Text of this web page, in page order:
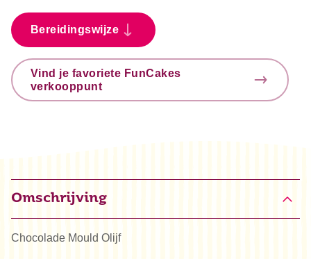
Bereidingswijze
Vind je favoriete FunCakes
verkooppunt
Omschrijving
Chocolade Mould Olijf